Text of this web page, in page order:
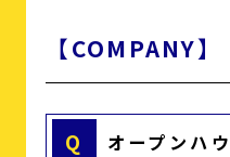
【COMPANY】
Q
オープンハ